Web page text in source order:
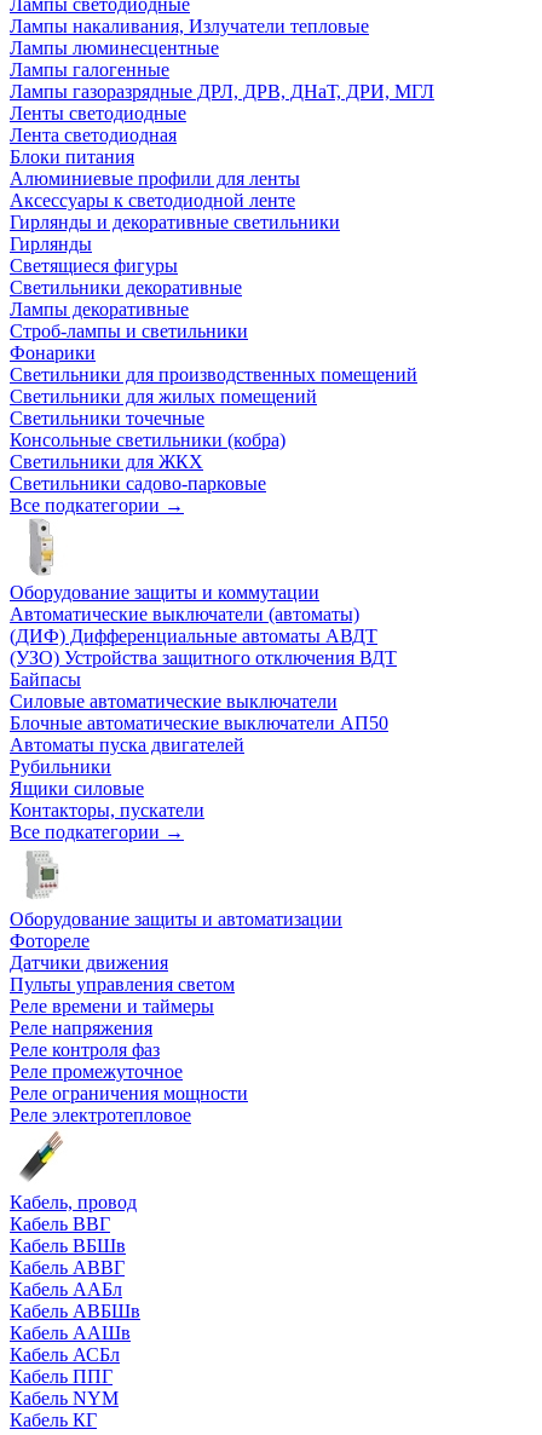
Лампы светодиодные
Лампы накаливания, Излучатели тепловые
Лампы люминесцентные
Лампы галогенные
Лампы газоразрядные ДРЛ, ДРВ, ДНаТ, ДРИ, МГЛ
Ленты светодиодные
Лента светодиодная
Блоки питания
Алюминиевые профили для ленты
Аксессуары к светодиодной ленте
Гирлянды и декоративные светильники
Гирлянды
Светящиеся фигуры
Светильники декоративные
Лампы декоративные
Строб-лампы и светильники
Фонарики
Светильники для производственных помещений
Светильники для жилых помещений
Светильники точечные
Консольные светильники (кобра)
Светильники для ЖКХ
Светильники садово-парковые
Все подкатегории →
Оборудование защиты и коммутации
Автоматические выключатели (автоматы)
(ДИФ) Дифференциальные автоматы АВДТ
(УЗО) Устройства защитного отключения ВДТ
Байпасы
Силовые автоматические выключатели
Блочные автоматические выключатели АП50
Автоматы пуска двигателей
Рубильники
Ящики силовые
Контакторы, пускатели
Все подкатегории →
Оборудование защиты и автоматизации
Фотореле
Датчики движения
Пульты управления светом
Реле времени и таймеры
Реле напряжения
Реле контроля фаз
Реле промежуточное
Реле ограничения мощности
Реле электротепловое
Кабель, провод
Кабель ВВГ
Кабель ВБШв
Кабель АВВГ
Кабель ААБл
Кабель АВБШв
Кабель ААШв
Кабель АСБл
Кабель ППГ
Кабель NYM
Кабель КГ